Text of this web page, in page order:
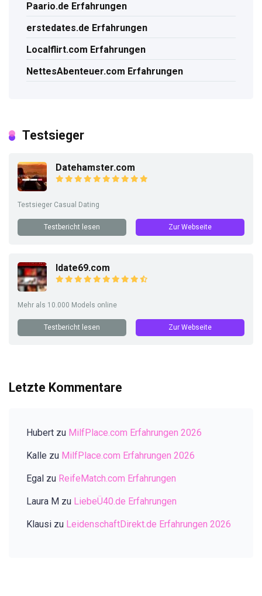
Paario.de Erfahrungen
erstedates.de Erfahrungen
Localflirt.com Erfahrungen
NettesAbenteuer.com Erfahrungen
Testsieger
Datehamster.com
Testsieger Casual Dating
Testbericht lesen Zur Webseite
Idate69.com
Mehr als 10.000 Models online
Testbericht lesen Zur Webseite
Letzte Kommentare
Hubert zu MilfPlace.com Erfahrungen 2026
Kalle zu MilfPlace.com Erfahrungen 2026
Egal zu ReifeMatch.com Erfahrungen
Laura M zu LiebeÜ40.de Erfahrungen
Klausi zu LeidenschaftDirekt.de Erfahrungen 2026